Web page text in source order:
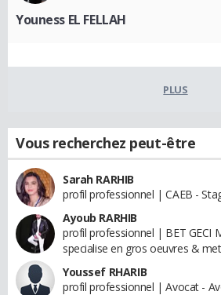
Youness EL FELLAH
PLUS
Vous recherchez peut-être
Sarah RARHIB
profil professionnel | CAEB -
Ayoub RARHIB
profil professionnel | BET GECI
specialise en gros oeuvres &
Youssef RHARIB
profil professionnel | Avocat -